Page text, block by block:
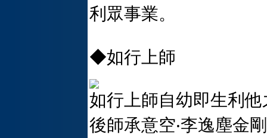
利眾事業。
◆如行上師
如行上師自幼即生利
後師承意空‧李逸塵金